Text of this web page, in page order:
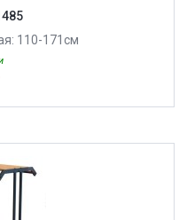
110-171см